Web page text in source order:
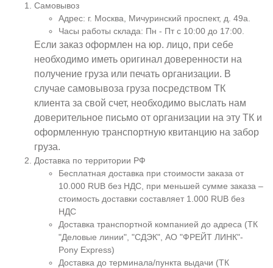
Самовывоз
Адрес: г. Москва, Мичуринский проспект, д. 49а.
Часы работы склада: Пн - Пт с 10:00 до 17:00.
Если заказ оформлен на юр. лицо, при себе
необходимо иметь оригинал доверенности на
получение груза или печать организации. В
случае самовывоза груза посредством ТК
клиента за свой счет, необходимо выслать нам
доверительное письмо от организации на эту ТК и
оформленную транспортную квитанцию на забор
груза.
Доставка по территории РФ
Бесплатная доставка при стоимости заказа от
10.000 RUB без НДС, при меньшей сумме заказа –
стоимость доставки составляет 1.000 RUB без
НДС
Доставка транспортной компанией до адреса (ТК
"Деловые линии", "СДЭК", АО "ФРЕЙТ ЛИНК"-
Pony Express)
Доставка до терминала/пункта выдачи (ТК